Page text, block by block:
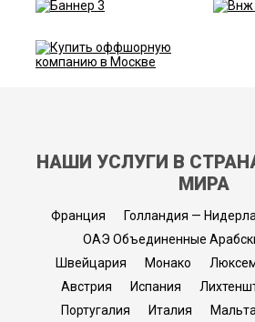
НАШИ УСЛУГИ В
МИРА
Франция Голландия —
ОАЭ Объединенные
Швейцария
Монако
Австрия
Испания
Португалия
Италия Мальта